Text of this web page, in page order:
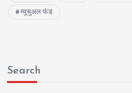
म्यूचुअल फंड
Search